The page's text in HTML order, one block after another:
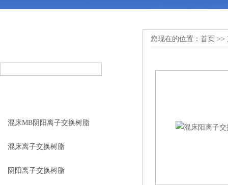
混床MB阴阳离子交换树脂
混床离子交换树脂
阴阳离子交换树脂
您现在的位置： 首页 >>